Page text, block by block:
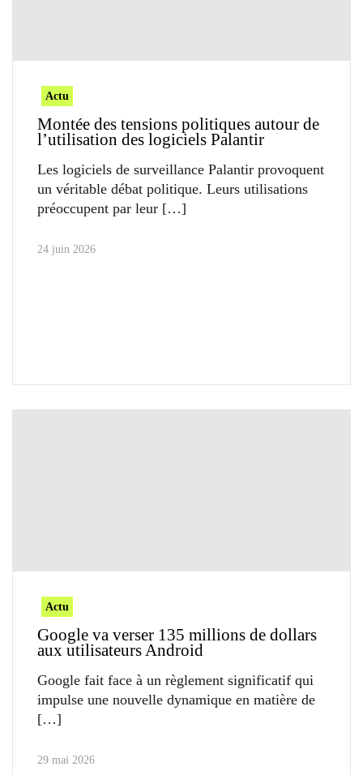
Actu
Montée des tensions politiques autour de
l’utilisation des logiciels Palantir
Les logiciels de surveillance Palantir provoquent
un véritable débat politique. Leurs utilisations
préoccupent par leur
24 juin 2026
Actu
Google va verser 135 millions de dollars
aux utilisateurs Android
Google fait face à un règlement significatif qui
impulse une nouvelle dynamique en matière de
29 mai 2026